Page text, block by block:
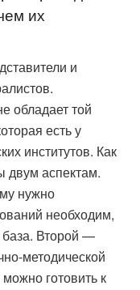
их
и
обладает той
есть у
институтов. Как
двум аспектам.
нужно
необходим,
база. Второй —
методической
готовить к